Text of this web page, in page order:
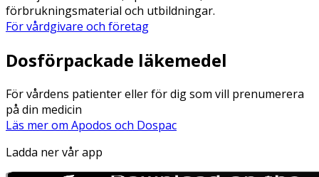
förbrukningsmaterial och utbildningar.
För vårdgivare och företag
Dosförpackade läkemedel
För vårdens patienter eller för dig som vill prenumerera
på din medicin
Läs mer om Apodos och Dospac
Ladda ner vår app